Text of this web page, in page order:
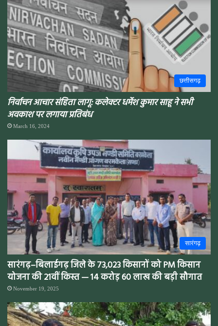
छत्तीसगढ़
निर्वाचन आचार संहिता लागू: कलेक्टर धर्मेश कुमार साहू ने सभी
अवकाश पर लगाया प्रतिबंध
March 16, 2024
सारंगढ़
सारंगढ़–बिलाईगढ़ जिले के 73,023 किसानों को PM किसान
योजना की 21वीं किस्त — 14 करोड़ 60 लाख की बड़ी सौगात
November 19, 2025